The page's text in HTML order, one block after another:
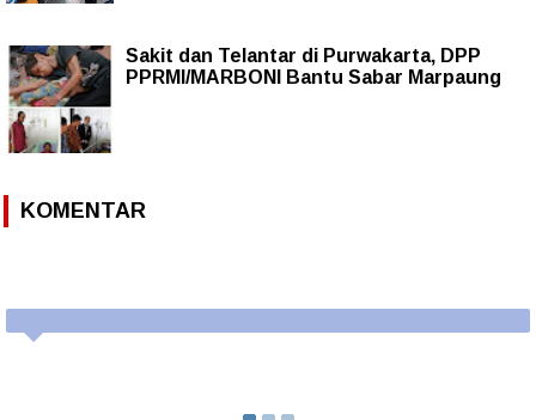
Sakit dan Telantar di Purwakarta, DPP
PPRMI/MARBONI Bantu Sabar Marpaung
KOMENTAR